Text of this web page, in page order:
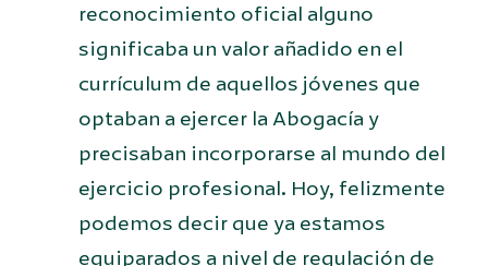
reconocimiento oficial alguno
significaba un valor añadido en el
currículum de aquellos jóvenes que
optaban a ejercer la Abogacía y
precisaban incorporarse al mundo del
ejercicio profesional. Hoy, felizmente
podemos decir que ya estamos
equiparados a nivel de regulación de